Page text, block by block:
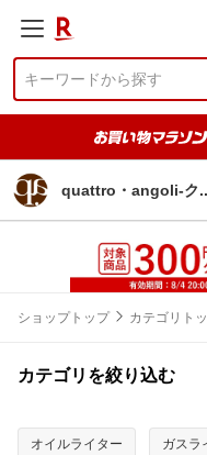
quattro・angoli-ク
ショップトップ カテゴリト
カテゴリを絞り込む
オイルライター ガスラ